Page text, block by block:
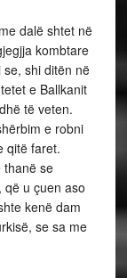
dalë shtet në
kombtare
shi ditën në
e Ballkanit
të veten.
e robni
qitë faret.
thanë se
u çuen aso
kenë dam
se sa me